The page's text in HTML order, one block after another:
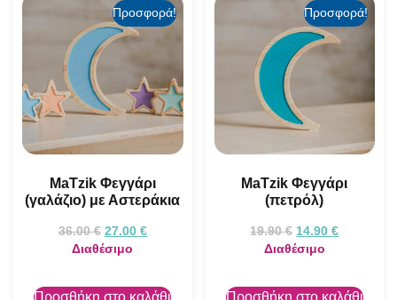
Προσφορά!
MaTzik Φεγγάρι
(γαλάζιο) με Αστεράκια
36.00€ 27.00 €
Διαθέσιμο
Προσθήκη στο καλάθι
Προσφορά!
MaTzik Φεγγάρι
(πετρόλ)
19.90€ 14.90€
Διαθέσιμο
Προσθήκη στο καλάθι